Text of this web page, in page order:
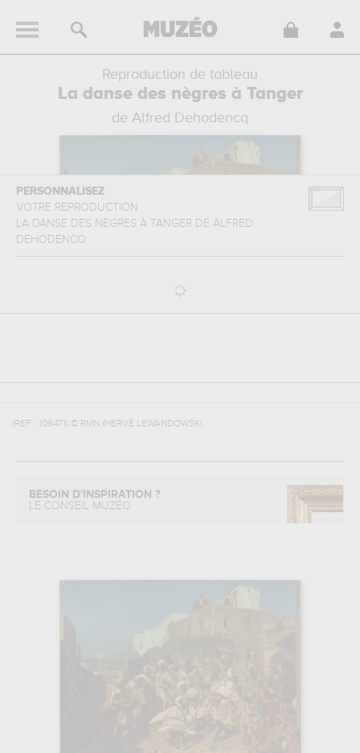
Reproduction de tableau
La danse des nègres à Tanger
de Alfred Dehodencq
PERSONNALISEZ
VOTRE REPRODUCTION
LA DANSE DES NÈGRES À TANGER DE ALFRED
DEHODENCQ
(REF : 106471 ) © RMN /HERVÉ LEWANDOWSKI
BESOIN D'INSPIRATION ?
LE CONSEIL MUZÉO